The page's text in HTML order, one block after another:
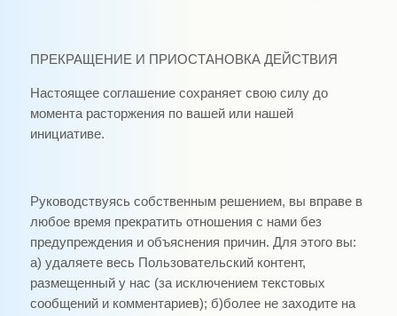
ПРЕКРАЩЕНИЕ И ПРИОСТАНОВКА ДЕЙСТВИЯ
Настоящее соглашение сохраняет свою силу до
момента расторжения по вашей или нашей
инициативе.
Руководствуясь собственным решением, вы вправе в
любое время прекратить отношения с нами без
предупреждения и объяснения причин. Для этого вы:
а) удаляете весь Пользовательский контент,
размещенный у нас (за исключением текстовых
сообщений и комментариев); б)более не заходите на